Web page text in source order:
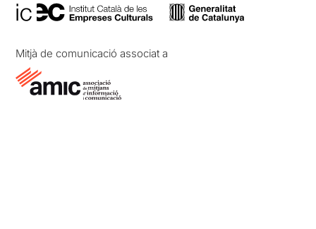
Mitjà de comunicació associat a